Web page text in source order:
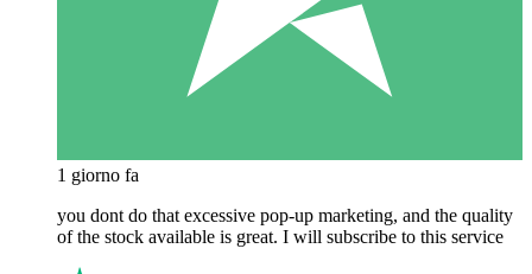
1 giorno fa
you dont do that excessive pop-up marketing, and the quality
of the stock available is great. I will subscribe to this service